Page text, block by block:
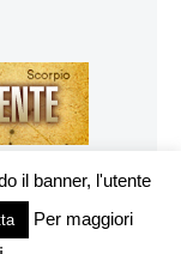
il banner, l'utente
Per maggiori